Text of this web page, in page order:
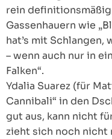
rein
Gassenhauern wie
hat’s mit Schlangen,
– wenn auch nur in
Falken“.
Ydalia Suarez (für
Cannibali“ in den
gut aus, kann nicht
zieht sich noch nicht